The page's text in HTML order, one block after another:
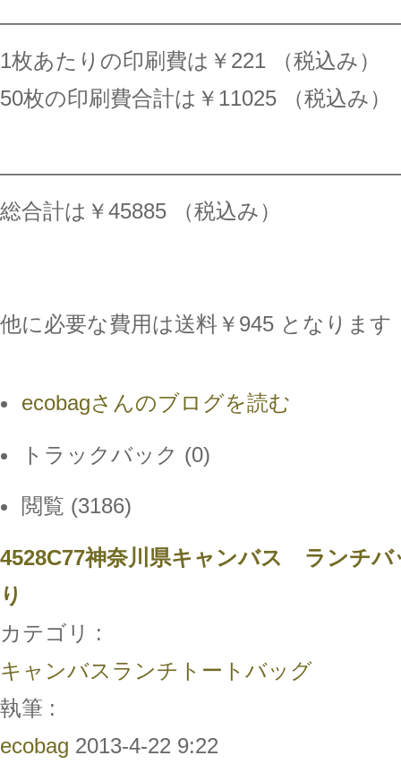
1枚あたりの印刷費は￥221 （税込み）
50枚の印刷費合計は￥11025 （税込み）
総合計は￥45885 （税込み）
他に必要な費用は送料￥945 となります
ecobagさんのブログを読む
トラックバック (0)
閲覧 (3186)
4528C77神奈川県キャンバス ランチバ
り
カテゴリ :
キャンバスランチトートバッグ
執筆 :
ecobag 2013-4-22 9:22